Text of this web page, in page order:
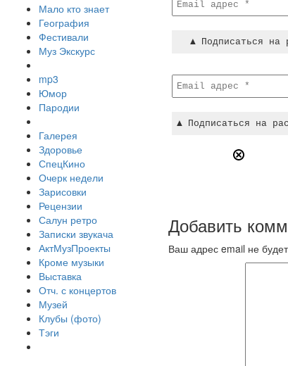
Мало кто знает
География
Фестивали
Муз Экскурс
mp3
Юмор
Пародии
Галерея
Здоровье
СпецКино
Очерк недели
Зарисовки
Рецензии
Салун ретро
Записки звукача
АктМузПроекты
Кроме музыки
Выставка
Отч. с концертов
Музей
Клубы (фото)
Тэги
Добавить
Ваш адрес email не